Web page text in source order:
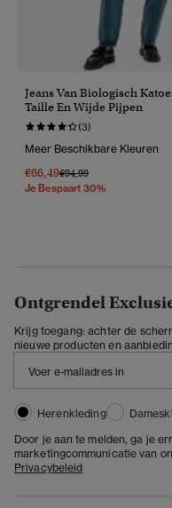
Jeans Van Biologisch
Taille En Wijde Pijpen
(3)
Meer Beschikbare Kleuren
€66,49Prijs Verlaagd Van
€94,99Naar
Je Bespaart 30%
Ontgrendel
Krijg toegang: achter de
nieuwe producten en
Herenkleding
Door je aan te melden, ga je
marketingcommunicatie van
Privacybeleid